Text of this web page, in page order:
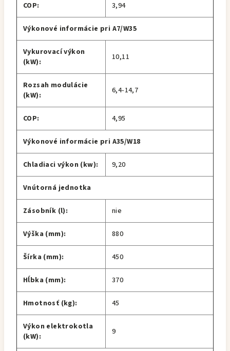
COP: 3,94
Výkonové informácie pri A7/W35
Vykurovací výkon
(kW):
10,11
Rozsah modulácie
(kW):
6,4-14,7
COP: 4,95
Výkonové informácie pri A35/W18
Chladiaci výkon (kw): 9,20
Vnútorná jednotka
Zásobník (l): nie
Výška (mm): 880
Šírka (mm): 450
Hĺbka (mm): 370
Hmotnosť (kg): 45
Výkon elektrokotla
(kW):
9